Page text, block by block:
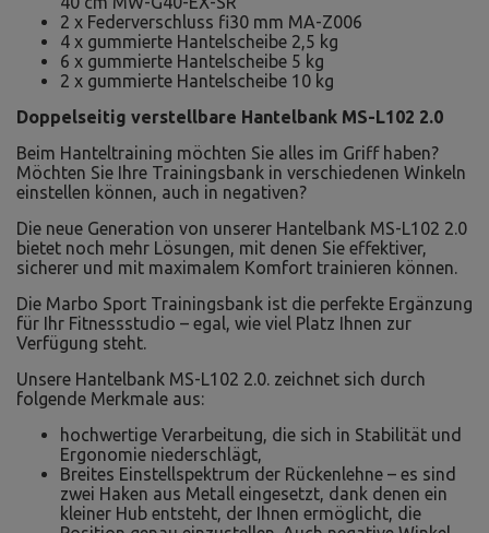
2 x Federverschluss fi30 mm MA-Z006
4 x gummierte Hantelscheibe 2,5 kg
6 x gummierte Hantelscheibe 5 kg
2 x gummierte Hantelscheibe 10 kg
Doppelseitig verstellbare Hantelbank MS-L102 2.0
Beim Hanteltraining möchten Sie alles im Griff haben?
Möchten Sie Ihre Trainingsbank in verschiedenen Winkeln
einstellen können, auch in negativen?
Die neue Generation von unserer Hantelbank MS-L102 2.0
bietet noch mehr Lösungen, mit denen Sie effektiver,
sicherer und mit maximalem Komfort trainieren können.
Die Marbo Sport Trainingsbank ist die perfekte Ergänzung
für Ihr Fitnessstudio – egal, wie viel Platz Ihnen zur
Verfügung steht.
Unsere Hantelbank MS-L102 2.0. zeichnet sich durch
folgende Merkmale aus:
hochwertige Verarbeitung, die sich in Stabilität und
Ergonomie niederschlägt,
Breites Einstellspektrum der Rückenlehne – es sind
zwei Haken aus Metall eingesetzt, dank denen ein
kleiner Hub entsteht, der Ihnen ermöglicht, die